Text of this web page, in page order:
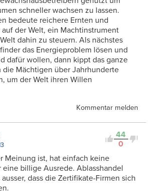
schneller wachsen zu lassen.
bedeute reichere Ernten und
der Welt, ein Machtinstrument
dahin zu steuern. Als nächstes
das Energieproblem lösen und
dafür wollen, dann kippt das ganze
die Mächtigen über Jahrhunderte
um der Welt ihren Willen
Kommentar melden
44
0
Meinung ist, hat einfach keine
eine billige Ausrede. Ablasshandel
dass die Zertifikate-Firmen sich